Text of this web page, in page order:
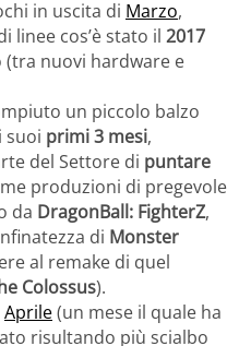
in uscita di Marzo,
linee cos’è stato il 2017
nuovi hardware e
un piccolo balzo
suoi primi 3 mesi,
del Settore di puntare
produzioni di pregevole
da DragonBall: FighterZ,
di Monster
al remake di quel
Colossus).
Aprile(un mese il quale ha
risultando più scialbo